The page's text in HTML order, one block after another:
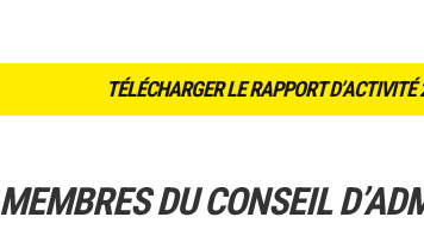
TÉLÉCHARGER LE RAPPORT
MEMBRES DU CONSEIL